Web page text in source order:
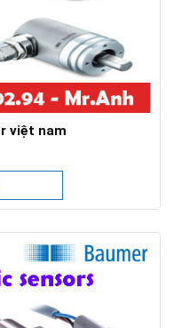
việt nam